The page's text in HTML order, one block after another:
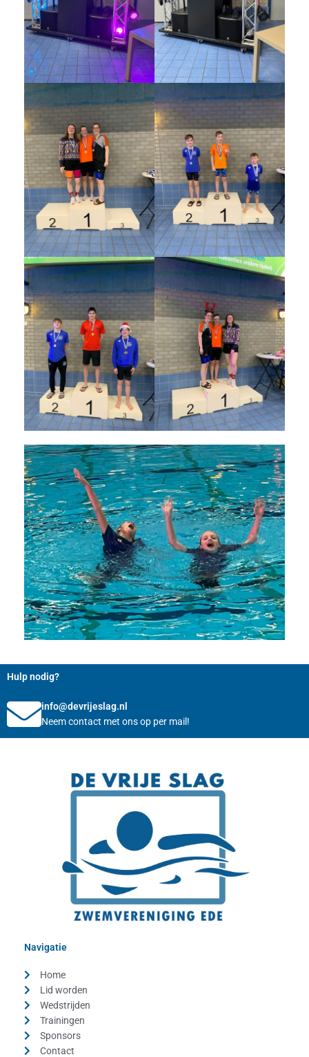
Hulp nodig?
info@devrijeslag.nl
Neem contact met ons op per mail!
Navigatie
Home
Lid worden
Wedstrijden
Trainingen
Sponsors
Contact